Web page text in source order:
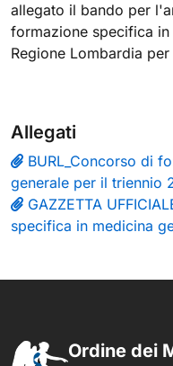
allegato il bando per
formazione specifica
Regione Lombardia
Allegati
BURL_Concorso di
generale per il triennio
GAZZETTA
specifica in medicina
Ordine dei